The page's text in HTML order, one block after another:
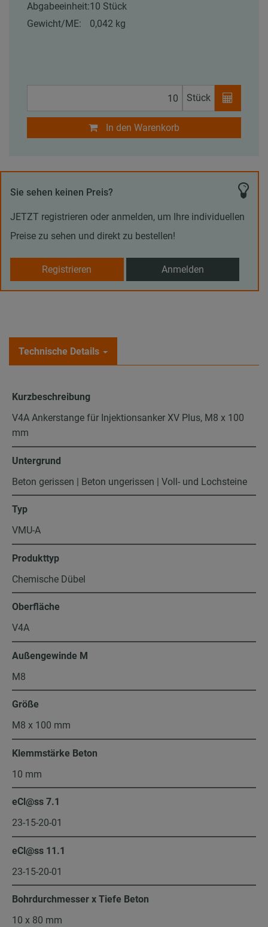
Abgabeeinheit:10 Stück
Gewicht/ME:
0,042 kg
Stück
In den Warenkorb
Sie sehen keinen Preis?
JETZT registrieren oder anmelden, um Ihre individuellen
Preise zu sehen und direkt zu bestellen!
Registrieren Anmelden
Technische Details
Kurzbeschreibung
V4A Ankerstange für Injektionsanker XV Plus, M8 x 100
mm
Untergrund
Beton gerissen | Beton ungerissen | Voll- und Lochsteine
Typ
VMU-A
Produkttyp
Chemische Dübel
Oberfläche
V4A
Außengewinde M
M8
Größe
M8 x 100 mm
Klemmstärke Beton
10 mm
eCl@ss 7.1
23-15-20-01
eCl@ss 11.1
23-15-20-01
Bohrdurchmesser x Tiefe Beton
10 x 80 mm